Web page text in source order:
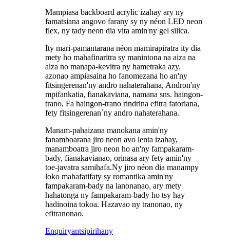
Mampiasa backboard acrylic izahay ary ny
famatsiana angovo farany sy ny néon LED neon
flex, ny tady neon dia vita amin'ny gel silica.
Ity mari-pamantarana néon mamirapiratra ity dia
mety ho mahafinaritra sy manintona na aiza na
aiza no manapa-kevitra ny hametraka azy.
azonao ampiasaina ho fanomezana ho an'ny
fitsingerenan'ny andro nahaterahana, Andron'ny
mpifankatia, fianakaviana, namana sns. haingon-
trano, Fa haingon-trano rindrina efitra fatoriana,
fety fitsingerenan`ny andro nahaterahana.
Manam-pahaizana manokana amin'ny
fanamboarana jiro neon avo lenta izahay,
manamboatra jiro neon ho an'ny fampakaram-
bady, fianakavianao, orinasa ary fety amin'ny
toe-javatra samihafa.Ny jiro néon dia manampy
loko mahafatifaty sy romantika amin'ny
fampakaram-bady na lanonanao, ary mety
hahatonga ny fampakaram-bady ho tsy hay
hadinoina tokoa. Hazavao ny tranonao, ny
efitranonao.
Enquiryantsipirihany